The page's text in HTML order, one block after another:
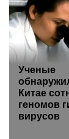
Ученые
Китае
геномов
вирусов